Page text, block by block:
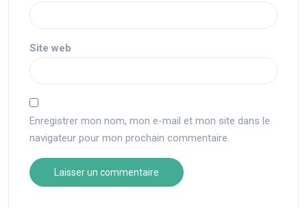
Site web
Enregistrer mon nom, mon e-mail et mon site dans le
navigateur pour mon prochain commentaire.